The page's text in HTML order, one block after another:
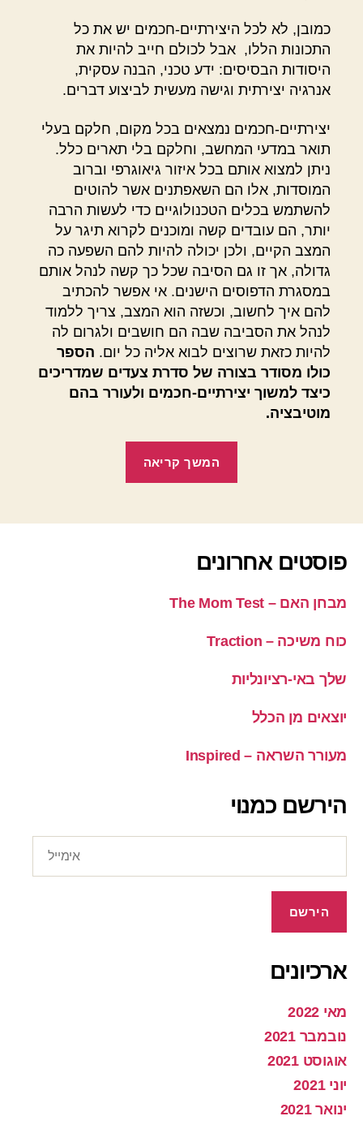
כמובן, לא לכל היצירתיים-חכמים יש את כל
התכונות הללו, אבל לכולם חייב להיות את
היסודות הבסיסים: ידע טכני, הבנה עסקית,
אנרגיה יצירתית וגישה מעשית לביצוע דברים.
יצירתיים-חכמים נמצאים בכל מקום, חלקם בעלי
תואר במדעי המחשב, וחלקם בלי תארים כלל.
ניתן למצוא אותם בכל איזור גיאוגרפי וברוב
המוסדות, אלו הם השאפתנים אשר להוטים
להשתמש בכלים הטכנולוגיים כדי לעשות הרבה
יותר, הם עובדים קשה ומוכנים לקרוא תיגר על
המצב הקיים, ולכן יכולה להיות להם השפעה כה
גדולה, אך זו גם הסיבה שכל כך קשה לנהל אותם
במסגרת הדפוסים הישנים. אי אפשר להכתיב
להם איך לחשוב, וכשזה הוא המצב, צריך ללמוד
לנהל את הסביבה שבה הם חושבים ולגרום לה
להיות כזאת שרוצים לבוא אליה כל יום. הספר
כולו מסודר בצורה של סדרת צעדים שמדריכים
כיצד למשוך יצירתיים-חכמים ולעורר בהם
מוטיבציה.
המשך קריאה
פוסטים אחרונים
מבחן האם – The Mom Test
כוח משיכה – Traction
שלך באי-רציונליות
יוצאים מן הכלל
מעורר השראה – Inspired
הירשם כמנוי
הירשם
ארכיונים
מאי 2022
נובמבר 2021
אוגוסט 2021
יוני 2021
ינואר 2021